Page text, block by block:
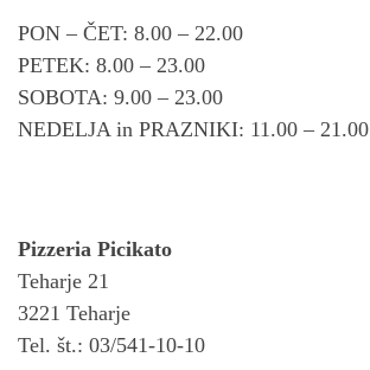
PON – ČET: 8.00 – 22.00
PETEK: 8.00 – 23.00
SOBOTA: 9.00 – 23.00
NEDELJA in PRAZNIKI: 11.00 – 21.00
Pizzeria Picikato
Teharje 21
3221 Teharje
Tel. št.: 03/541-10-10